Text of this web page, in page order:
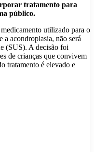
tratamento para
público.
utilizado para o
a acondroplasia, não será
(SUS). A decisão foi
de crianças que convivem
tratamento é elevado e